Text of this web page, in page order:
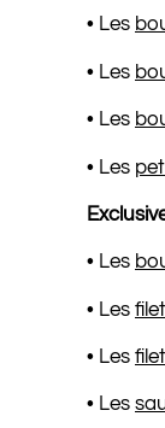
• Les
• Les
• Les
• Les
• Les
• Les
• Les
• Les